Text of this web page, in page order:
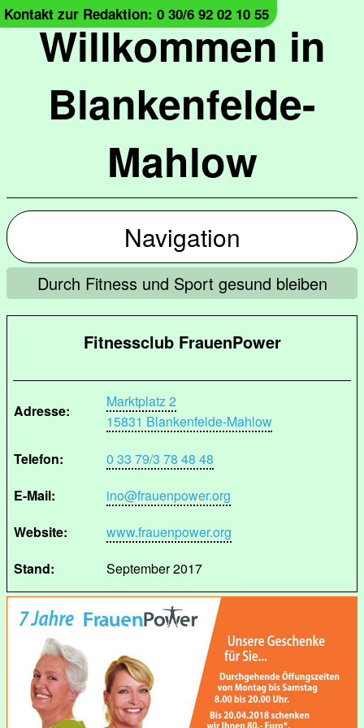
Willkommen in
Blankenfelde-
Mahlow
Kontakt zur Redaktion: 0 30/6 92 02 10 55
Navigation
Durch Fitness und Sport gesund bleiben
Fitnessclub FrauenPower
Adresse:
Marktplatz 2
15831 Blankenfelde-Mahlow
Telefon:
0 33 79/3 78 48 48
E-Mail:
ino@frauenpower.org
Website:
www.frauenpower.org
Stand:
September 2017